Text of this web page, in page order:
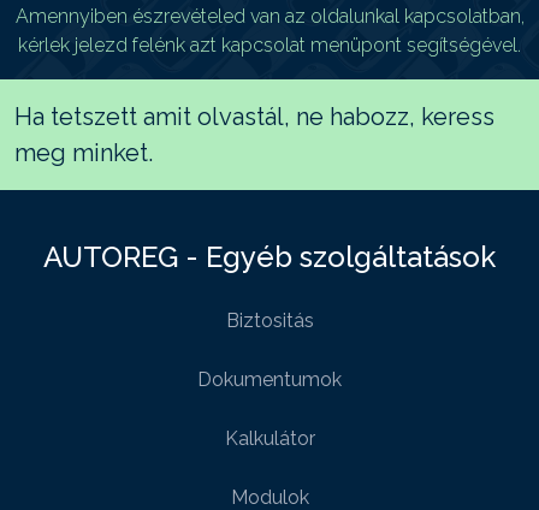
Amennyiben észrevételed van az oldalunkal kapcsolatban,
kérlek jelezd felénk azt kapcsolat menüpont segítségével.
Ha tetszett amit olvastál, ne habozz, keress
meg minket.
AUTOREG - Egyéb szolgáltatások
Biztositás
Dokumentumok
Kalkulátor
Modulok